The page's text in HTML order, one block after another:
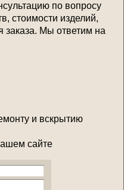
по вопросу
стоимости изделий,
Мы ответим на
и вскрытию
сайте